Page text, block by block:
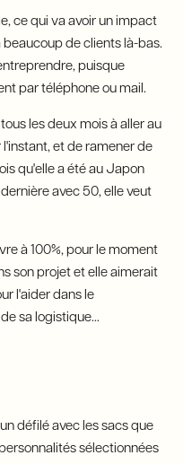
ce qui va avoir un impact
de clients là-bas.
puisque
par téléphone ou mail.
les deux mois à aller au
et de ramener de
qu'elle a été au Japon
avec 50, elle veut
à 100%, pour le moment
son projet et elle aimerait
l'aider dans le
sa logistique...
défilé avec les sacs que
sélectionnées